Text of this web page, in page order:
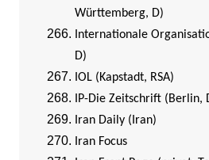
Württemberg, D)
Internationale
D)
IOL (Kapstadt, RSA)
IP-Die Zeitschrift (Berlin,
Iran Daily (Iran)
Iran Focus